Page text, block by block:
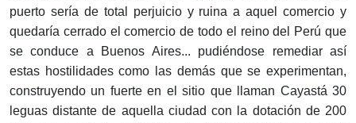
puerto sería de total perjuicio y ruina a aquel comercio y
quedaría cerrado el comercio de todo el reino del Perú que
se conduce a Buenos Aires... pudiéndose remediar así
estas hostilidades como las demás que se experimentan,
construyendo un fuerte en el sitio que llaman Cayastá 30
leguas distante de aquella ciudad con la dotación de 200